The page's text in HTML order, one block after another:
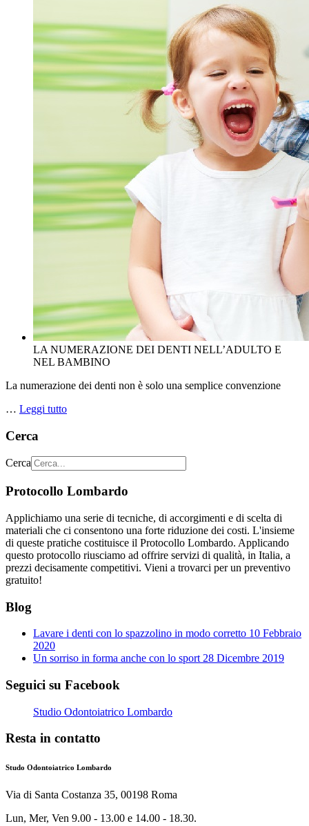
LA NUMERAZIONE DEI DENTI NELL’ADULTO E
NEL BAMBINO
La numerazione dei denti non è solo una semplice convenzione
… Leggi tutto
Cerca
Cerca
Protocollo Lombardo
Applichiamo una serie di tecniche, di accorgimenti e di scelta di
materiali che ci consentono una forte riduzione dei costi. L'insieme
di queste pratiche costituisce il Protocollo Lombardo. Applicando
questo protocollo riusciamo ad offrire servizi di qualità, in Italia, a
prezzi decisamente competitivi. Vieni a trovarci per un preventivo
gratuito!
Blog
Lavare i denti con lo spazzolino in modo corretto 10 Febbraio
2020
Un sorriso in forma anche con lo sport 28 Dicembre 2019
Seguici su Facebook
Studio Odontoiatrico Lombardo
Resta in contatto
Studo Odontoiatrico Lombardo
Via di Santa Costanza 35, 00198 Roma
Lun, Mer, Ven 9.00 - 13.00 e 14.00 - 18.30.